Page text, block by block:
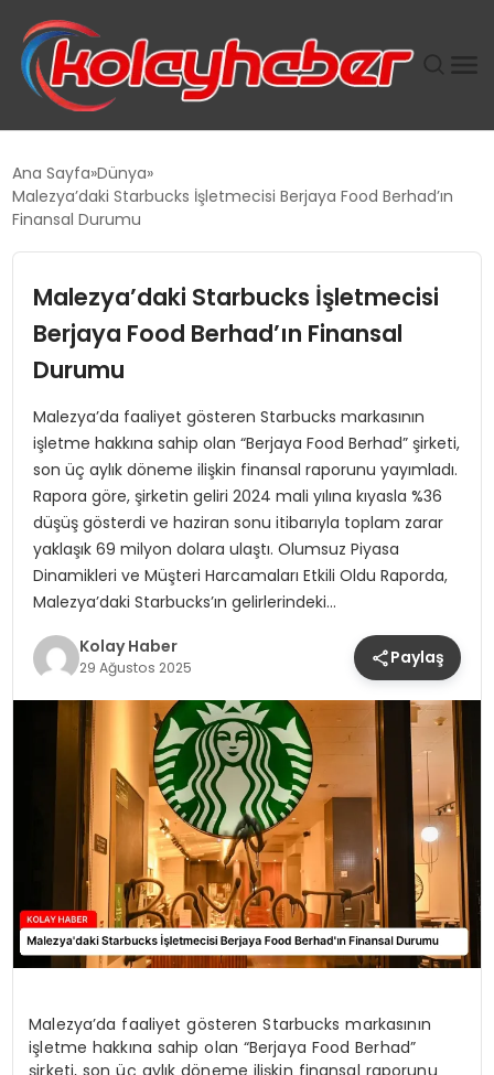
SUWEN’IN İSTIHDAM MODELI EKONOMIDE KADIN
TANYER YAPI ZEMIN MÜHENDISLIĞINDE HEDEF
BÜYÜTTÜ
TOROSLAR’DA PAZAR GERGİNLİĞİ!
Ana Sayfa Dünya
Malezya’daki Starbucks İşletmecisi Berjaya Food Berhad’ın
Finansal Durumu
Malezya’daki Starbucks İşletmecisi
Berjaya Food Berhad’ın Finansal
Durumu
Malezya’da faaliyet gösteren Starbucks markasının
işletme hakkına sahip olan “Berjaya Food Berhad” şirketi,
son üç aylık döneme ilişkin finansal raporunu yayımladı.
Rapora göre, şirketin geliri 2024 mali yılına kıyasla %36
düşüş gösterdi ve haziran sonu itibarıyla toplam zarar
yaklaşık 69 milyon dolara ulaştı. Olumsuz Piyasa
Dinamikleri ve Müşteri Harcamaları Etkili Oldu Raporda,
Malezya’daki Starbucks’ın gelirlerindeki…
Kolay Haber
29 Ağustos 2025 Paylaş
Malezya’da faaliyet gösteren Starbucks markasının
işletme hakkına sahip olan “Berjaya Food Berhad”
şirketi, son üç aylık döneme ilişkin finansal raporunu